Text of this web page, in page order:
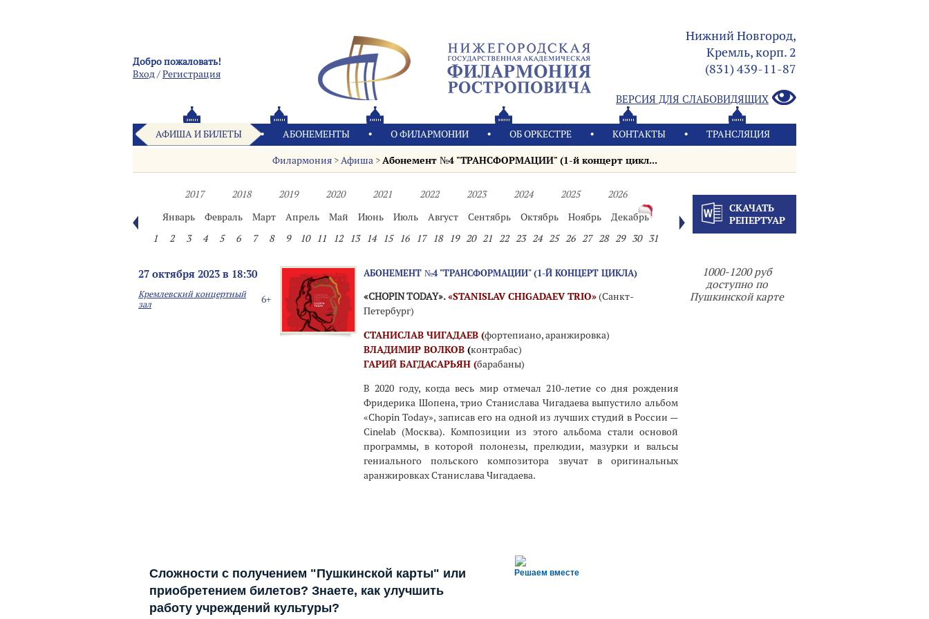
Добро пожаловать!
Вход/Pегистрация
Нижний Новгород,
Кремль, корп. 2
(831) 439-11-87
ВЕРСИЯ ДЛЯ СЛАБОВИДЯЩИХ
АФИША И БИЛЕТЫ АБОНЕМЕНТЫ О ФИЛАРМОНИИ OБ ОРКЕСТРЕ КОНТАКТЫ ТРАНСЛЯЦИЯ
Филармония>Афиша>Абонемент №4 "ТРАНСФОРМАЦИИ" (1-й концерт цикл...
2017 2018 2019 2020 2021 2022 2023 2024 2025
2026
Январь
Февраль Март Апрель Май Июнь Июль Август Сентябрь Октябрь Ноябрь
Декабрь
1
2 3 4 5 6 7 8 9 10 11 12 13 14 15 16 17 18 19 20 21 22 23 24 25 26 27 28 29 30 31
СКАЧАТЬ
РЕПЕРТУАР
27 октября 2023 в 18:30
6+
Кремлевский концертный
зал
АБОНЕМЕНТ №4 "ТРАНСФОРМАЦИИ" (1-Й КОНЦЕРТ ЦИКЛА)
«CHOPIN TODAY».«STANISLAV CHIGADAEV TRIО»(Санкт-
Петербург)
СТАНИСЛАВ ЧИГАДАЕВ (фортепиано, аранжировка)
ВЛАДИМИР ВОЛКОВ (контрабас)
ГАРИЙ БАГДАСАРЬЯН (барабаны)
В 2020 году, когда весь мир отмечал 210-летие со дня рождения
Фридерика Шопена, трио Станислава Чигадаева выпустило альбом
«Chopin Today», записав его на одной из лучших студий в России —
Cinelab (Москва). Композиции из этого альбома стали основой
программы, в которой полонезы, прелюдии, мазурки и вальсы
гениального польского композитора звучат в оригинальных
аранжировках Станислава Чигадаева.
1000-1200 руб
доступно по
Пушкинской карте
Решаем вместе
Сложности с получением "Пушкинской карты" или
приобретением билетов? Знаете, как улучшить
работу учреждений культуры?